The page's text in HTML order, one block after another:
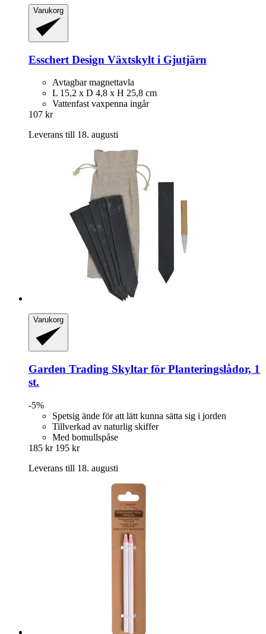
Varukorg
Esschert Design Växtskylt i Gjutjärn
Avtagbar magnettavla
L 15,2 x D 4,8 x H 25,8 cm
Vattenfast vaxpenna ingår
107 kr
Leverans till 18. augusti
Varukorg
Garden Trading Skyltar för Planteringslådor, 1
st.
-5%
Spetsig ände för att lätt kunna sätta sig i jorden
Tillverkad av naturlig skiffer
Med bomullspåse
185 kr 195 kr
Leverans till 18. augusti